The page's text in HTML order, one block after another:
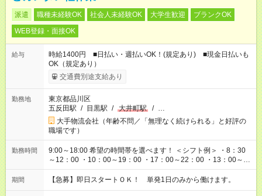
派遣 職種未経験OK 社会人未経験OK 大学生歓迎
ブランクOK
WEB登録・面接OK
給与
時給1400円 ■日払い・週払いOK！(規定あり) ■現金日払いも
OK（規定あり）
交通費別途支給あり
勤務地
東京都品川区
五反田駅 / 目黒駅 / 大井町駅 / …
大手物流会社（年齢不問／「無理なく続けられる」と好評の
職場です）
勤務時間
9:00～18:00 希望の時間帯を選べます！ ＜シフト例＞ ・8：30
～12：00 ・10：00～19：00 ・17：00～22：00 ・13：00～
22：00 ・22：00～翌6：00 など
期間 【急募】即日スタートＯＫ！ 単発1日のみから働けます。